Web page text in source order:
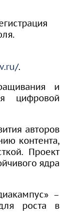
.
и
цифровой
авторов
контента,
Проект
ядра
–
роста в